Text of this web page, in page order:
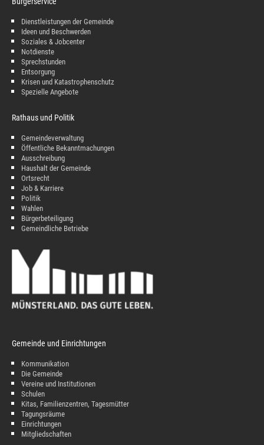
Dienstleistungen der Gemeinde
Ideen und Beschwerden
Soziales & Jobcenter
Notdienste
Sprechstunden
Entsorgung
Krisen und Katastrophenschutz
Spezielle Angebote
Rathaus und Politik
Gemeindeverwaltung
Öffentliche Bekanntmachungen
Ausschreibung
Haushalt der Gemeinde
Ortsrecht
Job & Karriere
Politik
Wahlen
Bürgerbeteiligung
Gemeindliche Betriebe
Gemeinde und Einrichtungen
Kommunikation
Die Gemeinde
Vereine und Institutionen
Schulen
Kitas, Familienzentren, Tagesmütter
Tagungsräume
Einrichtungen
Mitgliedschaften